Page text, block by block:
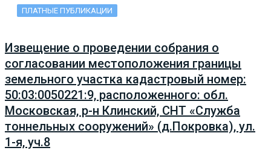
ПЛАТНЫЕ ПУБЛИКАЦИИ
Извещение о проведении собрания о
согласовании местоположения границы
земельного участка кадастровый номер:
50:03:0050221:9, расположенного: обл.
Московская, р-н Клинский, СНТ «Служба
тоннельных сооружений» (д.Покровка), ул.
1-я, уч.8